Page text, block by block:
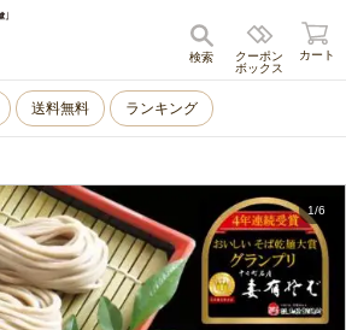
キャンセル
クーポン
ボックス
検索 カート
送料無料 ランキング
1/6